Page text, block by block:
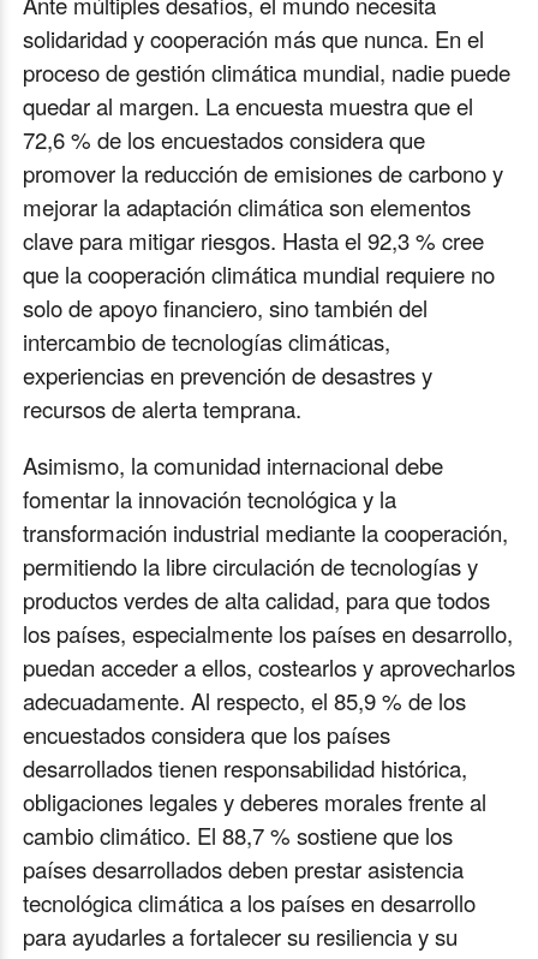
solidaridad y cooperación más que nunca. En el
proceso de gestión climática mundial, nadie puede
quedar al margen. La encuesta muestra que el
72,6 % de los encuestados considera que
promover la reducción de emisiones de carbono y
mejorar la adaptación climática son elementos
clave para mitigar riesgos. Hasta el 92,3 % cree
que la cooperación climática mundial requiere no
solo de apoyo financiero, sino también del
intercambio de tecnologías climáticas,
experiencias en prevención de desastres y
recursos de alerta temprana.
Asimismo, la comunidad internacional debe
fomentar la innovación tecnológica y la
transformación industrial mediante la cooperación,
permitiendo la libre circulación de tecnologías y
productos verdes de alta calidad, para que todos
los países, especialmente los países en desarrollo,
puedan acceder a ellos, costearlos y aprovecharlos
adecuadamente. Al respecto, el 85,9 % de los
encuestados considera que los países
desarrollados tienen responsabilidad histórica,
obligaciones legales y deberes morales frente al
cambio climático. El 88,7 % sostiene que los
países desarrollados deben prestar asistencia
tecnológica climática a los países en desarrollo
para ayudarles a fortalecer su resiliencia y su